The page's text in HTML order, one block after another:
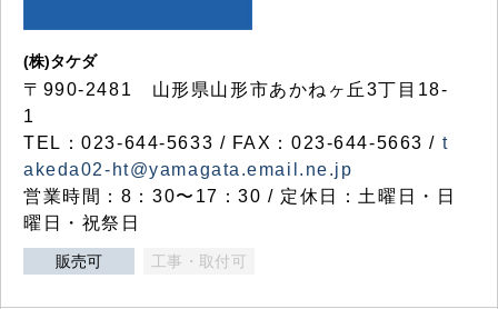
(株)タケダ
〒990-2481 山形県山形市あかねヶ丘3丁目18-
1
TEL：023-644-5633 / FAX：023-644-5663 / t
akeda02-ht@yamagata.email.ne.jp
営業時間：8：30〜17：30 / 定休日：土曜日・日
曜日・祝祭日
販売可 工事・取付可